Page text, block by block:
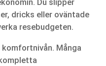
Du slipper
dricks eller oväntade
resebudgeten.
komfortnivån. Många